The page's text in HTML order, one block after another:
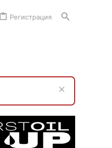
Регистрация